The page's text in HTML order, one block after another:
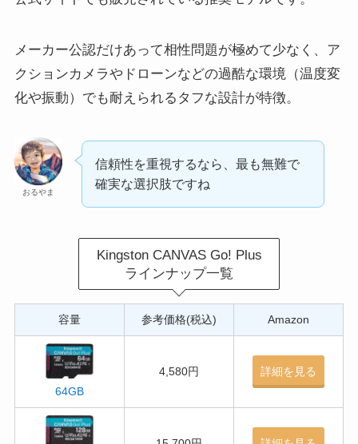
メーカー公認だけあって相性問題が極めて少なく、ア
クションカメラやドローンなどの過酷な環境（温度変
化や振動）でも耐えられるタフな設計が特徴。
おるやま
信頼性を重視するなら、最も無難で
確実な選択肢ですね
Kingston CANVAS Go! Plus
ラインナップ一覧
容量 参考価格(税込) Amazon
64GB
4,580円 詳細を見る